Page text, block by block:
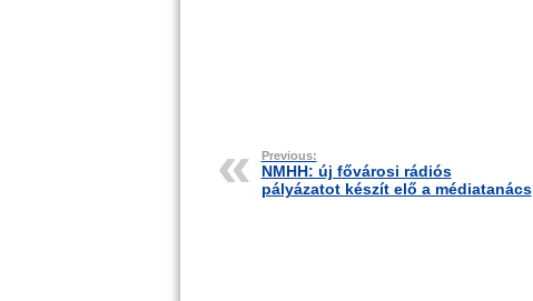
Previous:
NMHH: új fővárosi rádiós
pályázatot készít elő a médiatanács